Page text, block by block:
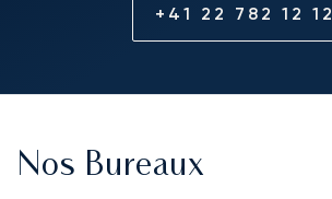
+41 22 782 12 12
Nos Bureaux